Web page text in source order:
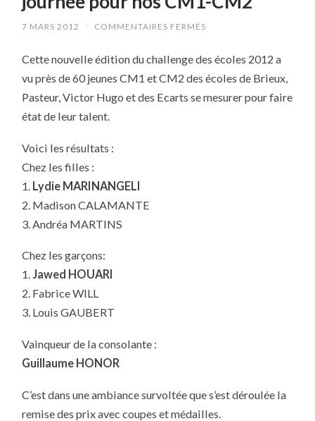
7 MARS 2012 / COMMENTAIRES FERMÉS
ÉCOLES
BELLE
POUR
Cette nouvelle édition du challenge des écoles 2012 a
vu près de 60 jeunes CM1 et CM2 des écoles de Brieux,
Pasteur, Victor Hugo et des Ecarts se mesurer pour faire
état de leur talent.
Voici les résultats :
Chez les filles :
1. Lydie MARINANGELI
2. Madison CALAMANTE
3. Andréa MARTINS
Chez les garçons:
1.Jawed HOUARI
2. Fabrice WILL
3. Louis GAUBERT
Vainqueur de la consolante :
Guillaume HONOR
C’est dans une ambiance survoltée que s’est déroulée la
remise des prix avec coupes et médailles.